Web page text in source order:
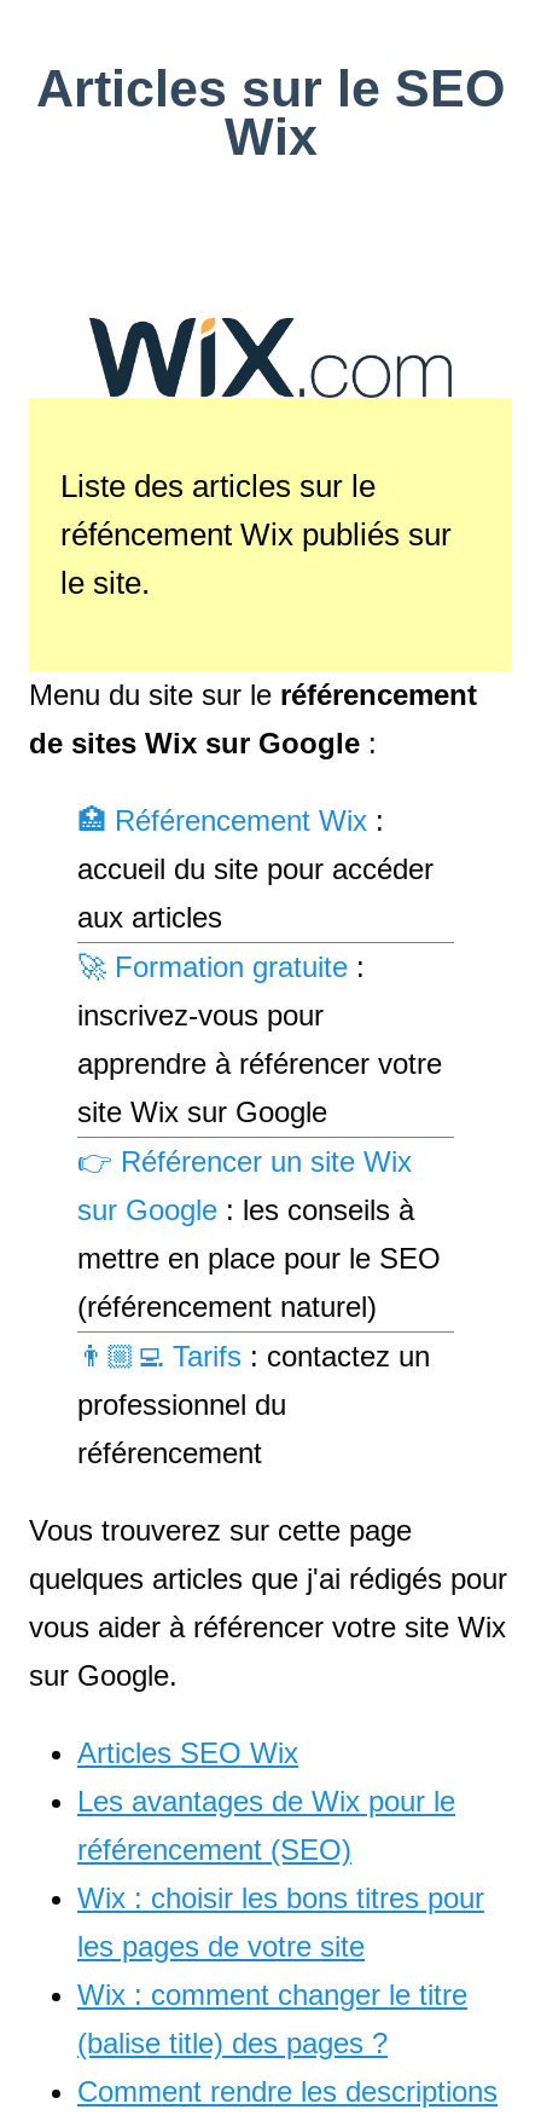
Articles sur le SEO
Wix
Liste des articles sur le
réféncement Wix publiés sur
le site.
Menu du site sur le référencement
de sites Wix sur Google :
🏥 Référencement Wix :
accueil du site pour accéder
aux articles
🚀 Formation gratuite :
inscrivez-vous pour
apprendre à référencer votre
site Wix sur Google
👉 Référencer un site Wix
sur Google : les conseils à
mettre en place pour le SEO
(référencement naturel)
👨🏼‍💻 Tarifs : contactez un
professionnel du
référencement
Vous trouverez sur cette page
quelques articles que j'ai rédigés pour
vous aider à référencer votre site Wix
sur Google.
Articles SEO Wix
Les avantages de Wix pour le
référencement (SEO)
Wix : choisir les bons titres pour
les pages de votre site
Wix : comment changer le titre
(balise title) des pages ?
Comment rendre les descriptions